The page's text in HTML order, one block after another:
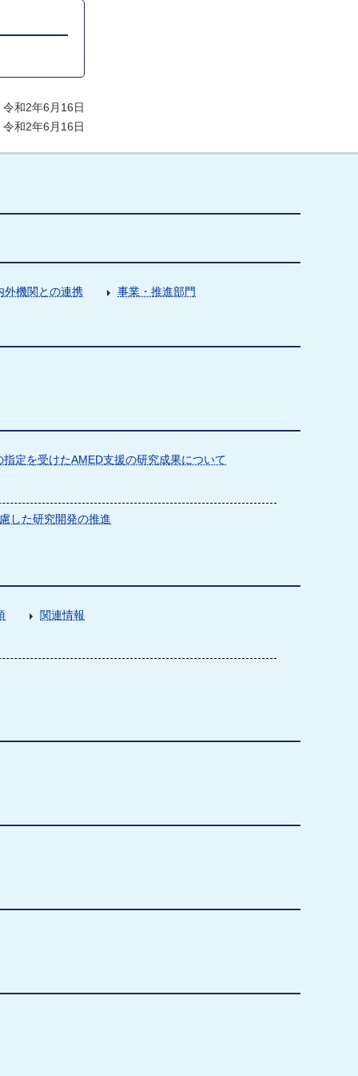
和2年6月16日
和2年6月16日
外機関との連携 事業・推進部門
定を受けたAMED支援の研究成果について
した研究開発の推進
関連情報